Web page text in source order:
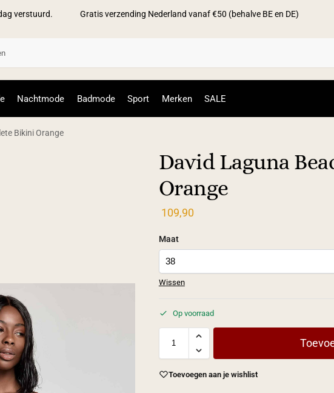
verstuurd. Gratis verzending Nederland vanaf €50 (behalve BE en DE)
Nachtmode Badmode Sport Merken SALE
Bikini Orange
David Laguna
Orange
109,90
Maat
Wissen
Op voorraad
Toevoegen aan je wishlist